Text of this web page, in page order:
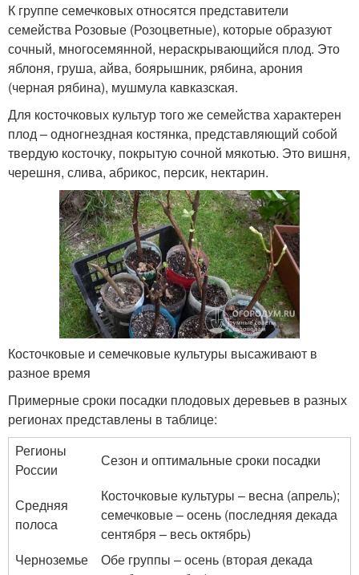
К группе семечковых относятся представители
семейства Розовые (Розоцветные), которые образуют
сочный, многосемянной, нераскрывающийся плод. Это
яблоня, груша, айва, боярышник, рябина, арония
(черная рябина), мушмула кавказская.
Для косточковых культур того же семейства характерен
плод – одногнездная костянка, представляющий собой
твердую косточку, покрытую сочной мякотью. Это вишня,
черешня, слива, абрикос, персик, нектарин.
Косточковые и семечковые культуры высаживают в
разное время
Примерные сроки посадки плодовых деревьев в разных
регионах представлены в таблице:
Регионы
России
Сезон и оптимальные сроки посадки
Средняя
полоса
Косточковые культуры – весна (апрель);
семечковые – осень (последняя декада
сентября – весь октябрь)
Черноземье
Обе группы – осень (вторая декада